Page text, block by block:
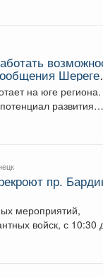
на юге
развития
пр.
мероприятий,
войск, с 10:30